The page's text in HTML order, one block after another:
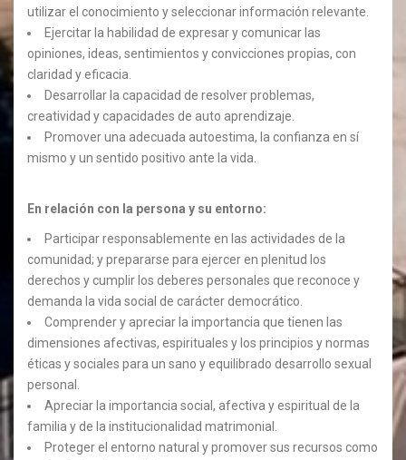
utilizar el conocimiento y seleccionar información relevante.
Ejercitar la habilidad de expresar y comunicar las
opiniones, ideas, sentimientos y convicciones propias, con
claridad y eficacia.
Desarrollar la capacidad de resolver problemas,
creatividad y capacidades de auto aprendizaje.
Promover una adecuada autoestima, la confianza en sí
mismo y un sentido positivo ante la vida.
En relación con la persona y su entorno:
Participar responsablemente en las actividades de la
comunidad; y prepararse para ejercer en plenitud los
derechos y cumplir los deberes personales que reconoce y
demanda la vida social de carácter democrático.
Comprender y apreciar la importancia que tienen las
dimensiones afectivas, espirituales y los principios y normas
éticas y sociales para un sano y equilibrado desarrollo sexual
personal.
Apreciar la importancia social, afectiva y espiritual de la
familia y de la institucionalidad matrimonial.
Proteger el entorno natural y promover sus recursos como